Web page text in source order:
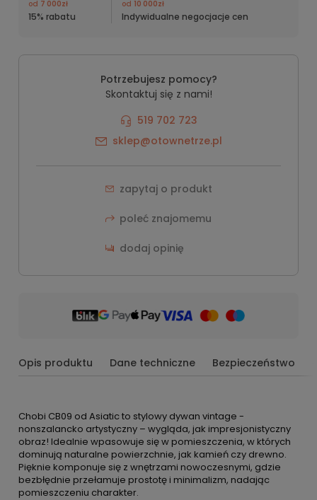
od 7 000zł
15% rabatu
od 10 000zł
Indywidualne negocjacje cen
Potrzebujesz pomocy?
Skontaktuj się z nami!
519 702 723
sklep@otownetrze.pl
zapytaj o produkt
poleć znajomemu
dodaj opinię
Opis produktu Dane techniczne Bezpieczeństwo
Chobi CB09 od Asiatic to stylowy dywan vintage -
nonszalancko artystyczny – wygląda, jak impresjonistyczny
obraz! Idealnie wpasowuje się w pomieszczenia, w których
dominują naturalne powierzchnie, jak kamień czy drewno.
Pięknie komponuje się z wnętrzami nowoczesnymi, gdzie
bezbłędnie przełamuje prostotę i minimalizm, nadając
pomieszczeniu charakter.